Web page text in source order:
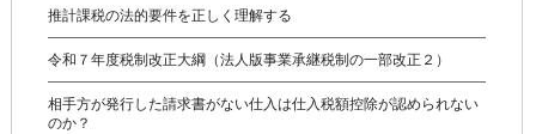
推計課税の法的要件を正しく理解する
令和７年度税制改正大綱（法人版事業承継税制の一部改正２）
相手方が発行した請求書がない仕入は仕入税額控除が認められない
のか？